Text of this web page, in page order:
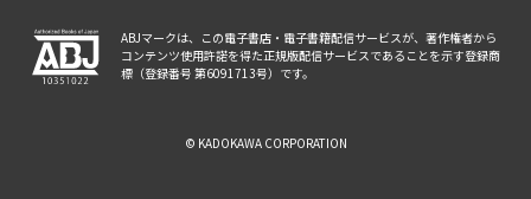
ABJマークは、この電子書店・電子書籍配信サービスが、著作権者から
コンテンツ使用許諾を得た正規版配信サービスであることを示す登録商
標（登録番号 第6091713号）です。
© KADOKAWA CORPORATION